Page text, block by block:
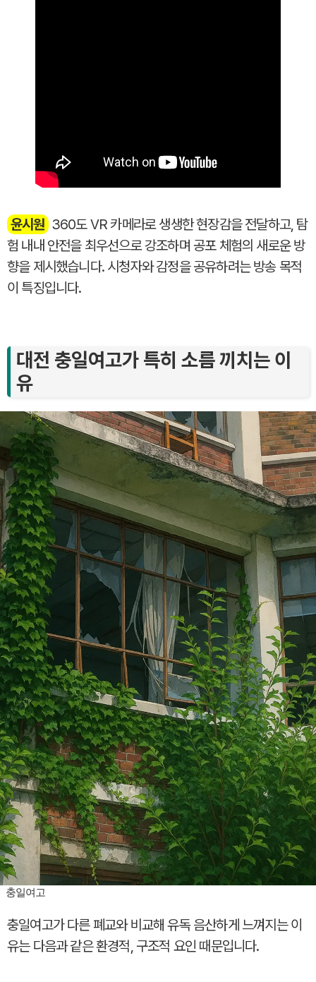
윤시원 360도 VR 카메라로 생생한 현장감을 전달하고, 탐
험 내내 안전을 최우선으로 강조하며 공포 체험의 새로운 방
향을 제시했습니다. 시청자와 감정을 공유하려는 방송 목적
이 특징입니다.
대전 충일여고가 특히 소름 끼치는 이
유
충일여고
충일여고가 다른 폐교와 비교해 유독 음산하게 느껴지는 이
유는 다음과 같은 환경적, 구조적 요인 때문입니다.